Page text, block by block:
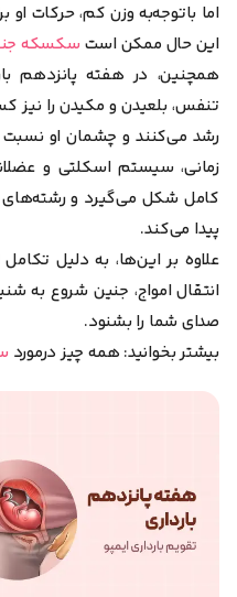
اما باتوجه‌به وزن کم، حرکات
این حال ممکن است سکسکه
همچنین، در هفته پانزدهم
تنفس، بلعیدن و مکیدن را نیز
رشد می‌کنند و چشمان او نسبت
زمانی، سیستم اسکلتی و
کامل شکل‌ می‌گیرد و
پیدا می‌کند.
علاوه بر این‌ها، به دلیل
انتقال امواج، جنین شروع به
صدای شما را بشنود.
بیشتر بخوانید: همه چیز درمورد